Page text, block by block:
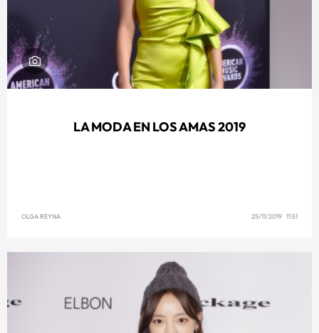
LA MODA EN LOS AMAS 2019
OLGA REYNA 25/11/2019 11:51